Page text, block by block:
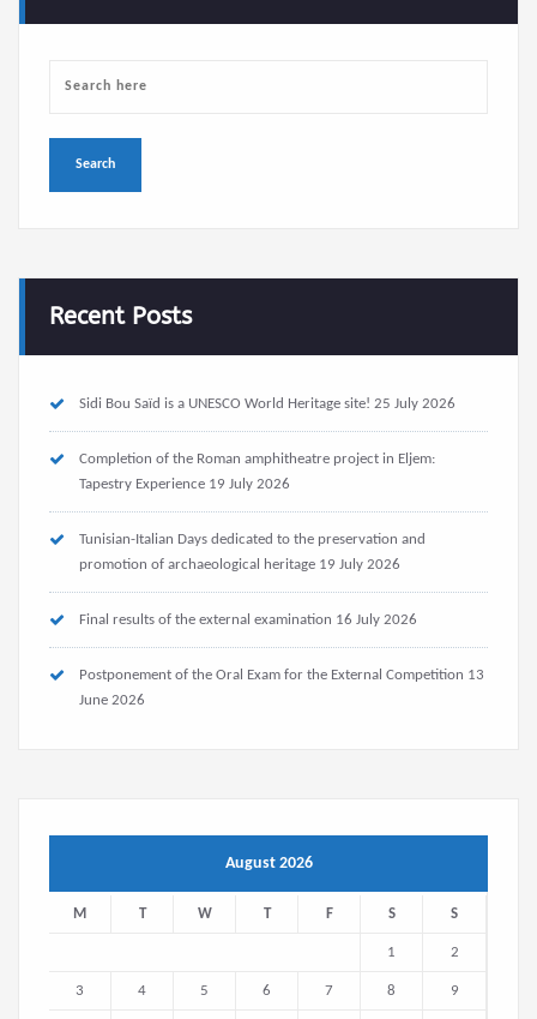
Recent Posts
Sidi Bou Saïd is a UNESCO World Heritage site! 25 July 2026
Completion of the Roman amphitheatre project in Eljem:
Tapestry Experience 19 July 2026
Tunisian-Italian Days dedicated to the preservation and
promotion of archaeological heritage 19 July 2026
Final results of the external examination 16 July 2026
Postponement of the Oral Exam for the External Competition 13
June 2026
August 2026
M T W T F S S
1 2
3 4 5 6 7 8 9